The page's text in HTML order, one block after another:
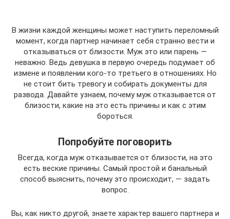
В жизни каждой женщины может наступить переломный
момент, когда партнер начинает себя странно вести и
отказываться от близости. Муж это или парень —
неважно. Ведь девушка в первую очередь подумает об
измене и появлении кого-то третьего в отношениях. Но
не стоит бить тревогу и собирать документы для
развода. Давайте узнаем, почему муж отказывается от
близости, какие на это есть причины и как с этим
бороться.
Попробуйте поговорить
Всегда, когда муж отказывается от близости, на это
есть веские причины. Самый простой и банальный
способ выяснить, почему это происходит, — задать
вопрос.
Вы, как никто другой, знаете характер вашего партнера и